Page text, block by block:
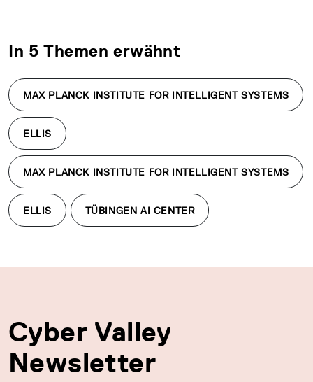
In 5 Themen erwähnt
MAX PLANCK INSTITUTE FOR INTELLIGENT SYSTEMS
ELLIS
MAX PLANCK INSTITUTE FOR INTELLIGENT SYSTEMS
ELLIS TÜBINGEN AI CENTER
Cyber Valley
Newsletter